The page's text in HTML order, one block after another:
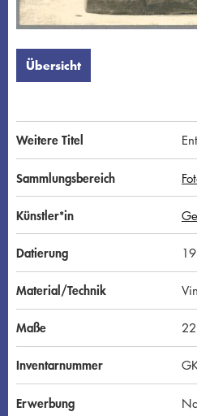
Übersicht
Weitere Titel
Sammlungsbereich
Künstler*in
Datierung
Material/Technik
Maße
Inventarnummer
Erwerbung